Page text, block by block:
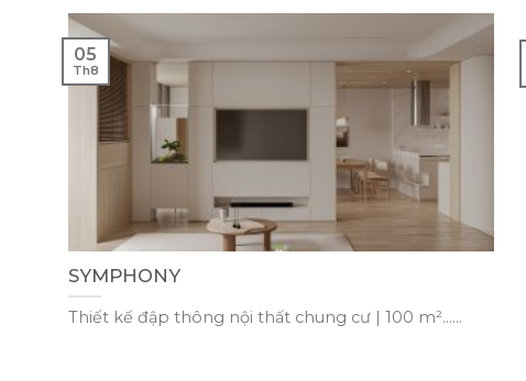
SYMPHONY
Thiết kế đập thông nội thất chung cư | 100 m²......
05
Th8